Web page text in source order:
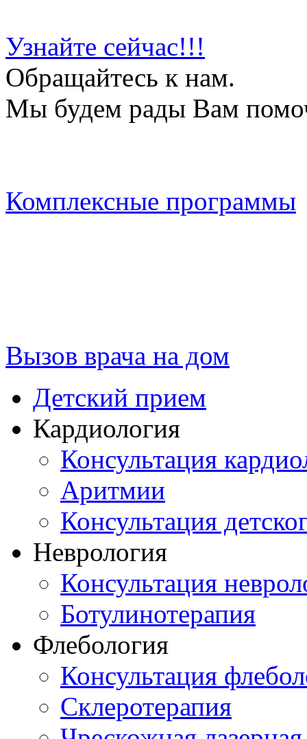
Узнайте сейчас!!!
Обращайтесь к нам.
Мы будем рады Вам
Комплексные программы
Вызов врача на дом
Детский прием
Кардиология
Консультация
Аритмии
Консультация
Неврология
Консультация
Ботулинотерапия
Флебология
Консультация
Склеротерапия